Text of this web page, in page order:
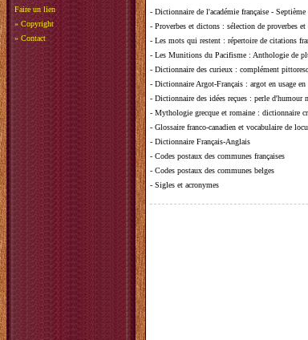
Faire un lien
» Copyright
» Contact
- Dictionnaire de l'académie française -
- Proverbes et dictons : sélection de proverbes et
- Les mots qui restent : répertoire de citations
- Les Munitions du Pacifisme : Anthologie de
- Dictionnaire des curieux : complément
- Dictionnaire Argot-Français : argot en usage en
- Dictionnaire des idées reçues : perle d'humour
- Mythologie grecque et romaine : dictionnaire
- Glossaire franco-canadien et vocabulaire de
- Dictionnaire Français-Anglais
- Codes postaux des communes françaises
- Codes postaux des communes belges
- Sigles et acronymes